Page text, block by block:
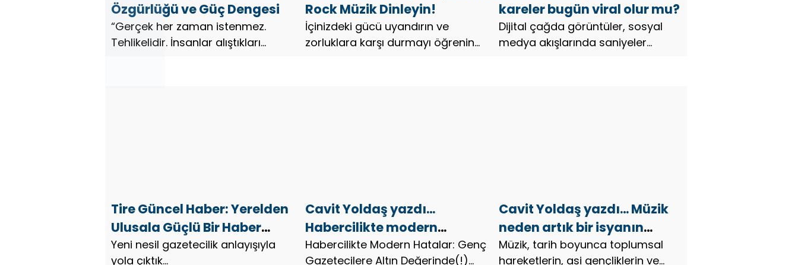
Özgürlüğü ve Güç Dengesi
“Gerçek her zaman istenmez.
Tehlikelidir. İnsanlar alıştıkları
Rock Müzik Dinleyin!
İçinizdeki gücü uyandırın ve
zorluklara karşı durmayı öğrenin...
kareler bugün viral olur mu?
Dijital çağda görüntüler, sosyal
medya akışlarında saniyeler
Tire Güncel Haber: Yerelden
Ulusala Güçlü Bir Haber
Platformu
Yeni nesil gazetecilik anlayışıyla
yola çıktık…
Cavit Yoldaş yazdı…
Habercilikte modern
hatalar
Habercilikte Modern Hatalar: Genç
Gazetecilere Altın Değerinde(!)
Cavit Yoldaş yazdı… Müzik
neden artık bir isyanın
başrolü olmaktan çıktı?
Müzik, tarih boyunca toplumsal
hareketlerin, asi gençliklerin ve